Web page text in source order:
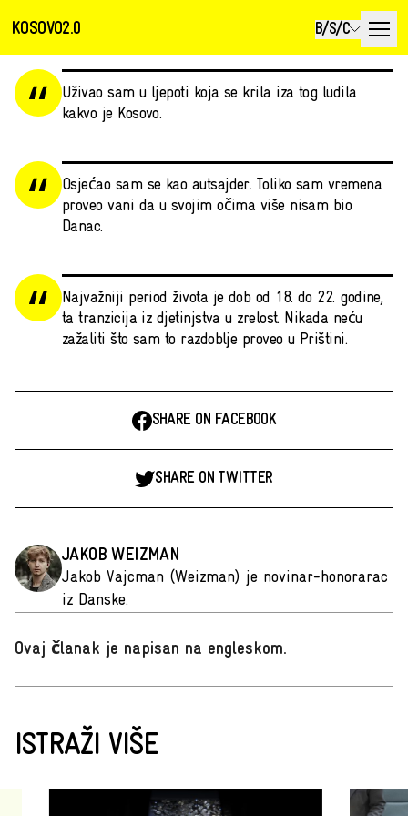
KOSOVO2.0 B/S/C
Uživao sam u ljepoti koja se krila iza tog ludila
kakvo je Kosovo.
Osjećao sam se kao autsajder. Toliko sam vremena
proveo vani da u svojim očima više nisam bio
Danac.
Najvažniji period života je dob od 18. do 22. godine,
ta tranzicija iz djetinjstva u zrelost. Nikada neću
zažaliti što sam to razdoblje proveo u Prištini.
SHARE ON FACEBOOK
SHARE ON TWITTER
JAKOB WEIZMAN
Jakob Vajcman (Weizman) je novinar-honorarac
iz Danske.
Ovaj članak je napisan na engleskom.
ISTRAŽI VIŠE